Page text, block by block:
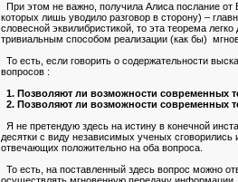
При этом не важно, получила Алиса послание от
которых лишь уводило разговор в сторону) –
словесной эквилибристикой, то эта теорема
тривиальным способом реализации (как бы)
То есть, если говорить о содержательности
вопросов :
1. Позволяют ли возможности современных
2. Позволяют ли возможности современных
Я не претендую здесь на истину в конечной
десятки с виду независимых ученых
отвечающих положительно на оба вопроса.
То есть, на поставленный здесь вопрос можно